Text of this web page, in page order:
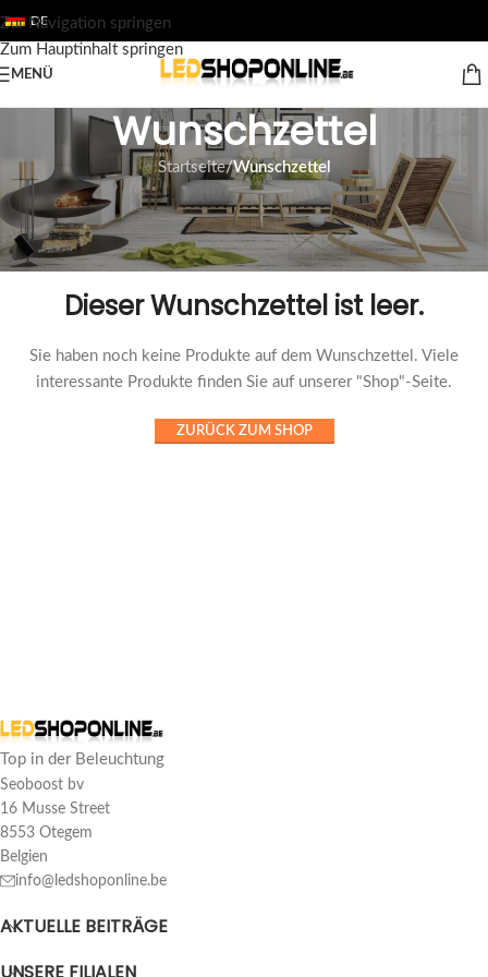
Zur Navigation springen
Zum Hauptinhalt springen
DE
MENÜ
Wunschzettel
Startseite/Wunschzettel
Dieser Wunschzettel ist leer.
Sie haben noch keine Produkte auf dem Wunschzettel. Viele
interessante Produkte finden Sie auf unserer "Shop"-Seite.
ZURÜCK ZUM SHOP
Top in der Beleuchtung
Seoboost bv
16 Musse Street
8553 Otegem
Belgien
info@ledshoponline.be
AKTUELLE BEITRÄGE